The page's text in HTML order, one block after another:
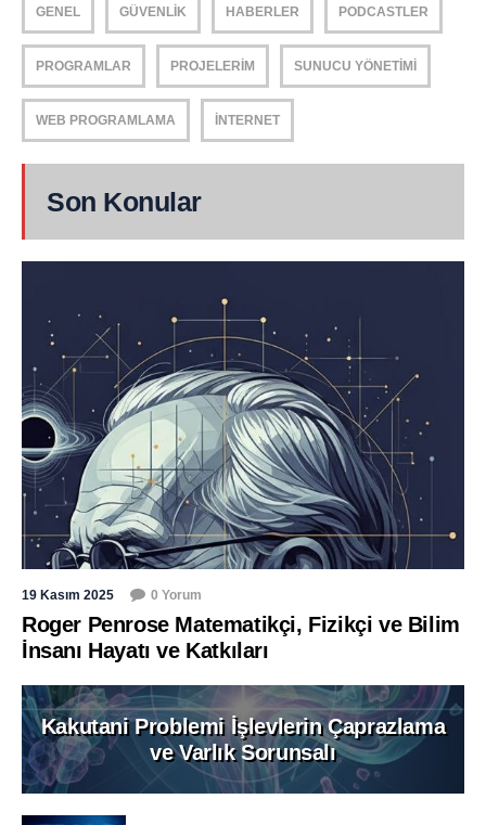
GENEL GÜVENLIK HABERLER PODCASTLER
PROGRAMLAR PROJELERIM SUNUCU YÖNETIMI
WEB PROGRAMLAMA İNTERNET
Son Konular
19 Kasım 2025 0 Yorum
Roger Penrose Matematikçi, Fizikçi ve Bilim
İnsanı Hayatı ve Katkıları
Kakutani Problemi İşlevlerin Çaprazlama
ve Varlık Sorunsalı